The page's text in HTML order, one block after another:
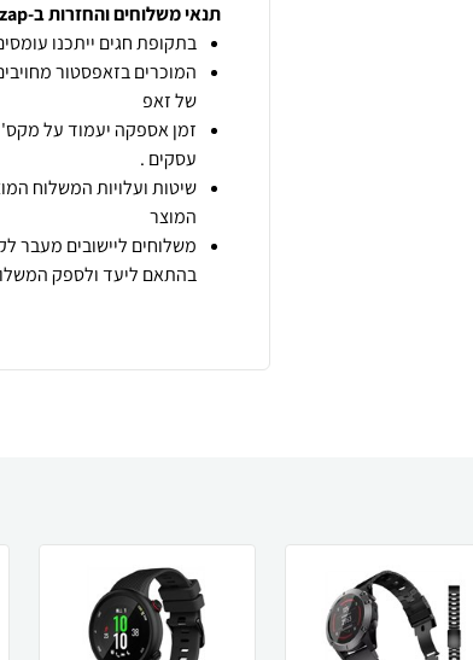
תנאי משלוחים והחזרות ב-zap
בתקופת חגים ייתכנו
המוכרים בזאפסטור
של זאפ
זמן אספקה יעמוד על מקס' 7 ימי עסקים מיום
עסקים .
שיטות ועלויות המשלוח
המוצר
משלוחים ליישובים מעבר
בהתאם ליעד ולספק